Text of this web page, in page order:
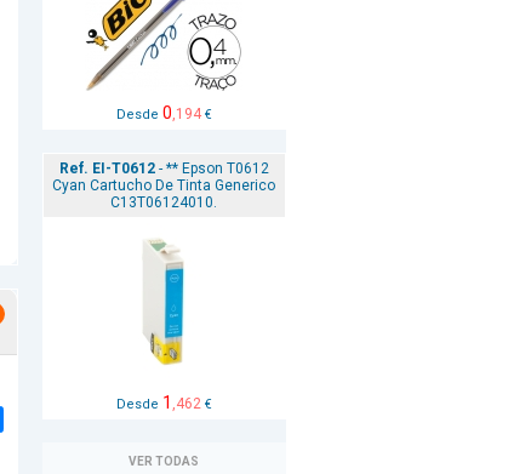
Desde 0,194€
Ref. EI-T0612- ** Epson T0612
Cyan Cartucho De Tinta Generico
C13T06124010.
Desde 1 ,462€
VER TODAS